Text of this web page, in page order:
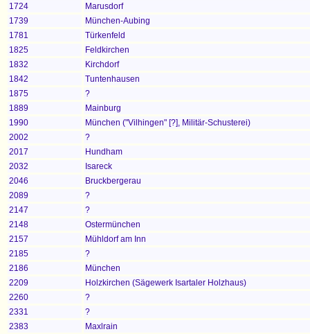
1724
Marusdorf
1739
München-Aubing
1781
Türkenfeld
1825
Feldkirchen
1832
Kirchdorf
1842
Tuntenhausen
1875
?
1889
Mainburg
1990
München ("Vilhingen" [?], Militär-Schusterei)
2002
?
2017
Hundham
2032
Isareck
2046
Bruckbergerau
2089
?
2147
?
2148
Ostermünchen
2157
Mühldorf am Inn
2185
?
2186
München
2209
Holzkirchen (Sägewerk Isartaler Holzhaus)
2260
?
2331
?
2383
Maxlrain